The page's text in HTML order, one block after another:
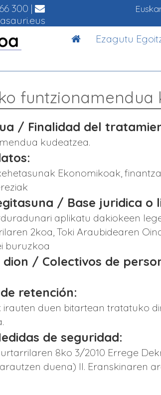
300 |
Ezagutu
funtzionamendua
/ Finalidad del
kudeatzea.
Ekonomikoak,
/ Base juridica o
aplikatu dakiokeen
2koa, Toki Araubidearen
buruzkoa
/ Colectivos de
retención:
duen bitartean tratatuko
de seguridad:
8ko 3/2010 Errege
duena) II. Eranskinaren